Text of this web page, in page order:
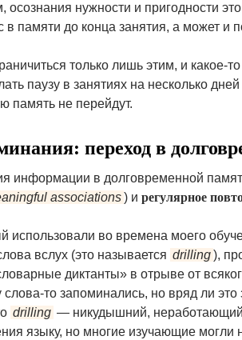
нужности и пригодности
в памяти до конца занятия, а может и
только лишь этим, и
паузу в занятиях на несколько
память не перейдут.
переход в
информации в долговременной
associations) и регулярное
использовали во времена моего
вслух (это называется drilling),
диктанты» в отрыве от
слова-то запоминались, но вряд ли
drilling — никудышний, неработающий
языку, но многие изучающие могли